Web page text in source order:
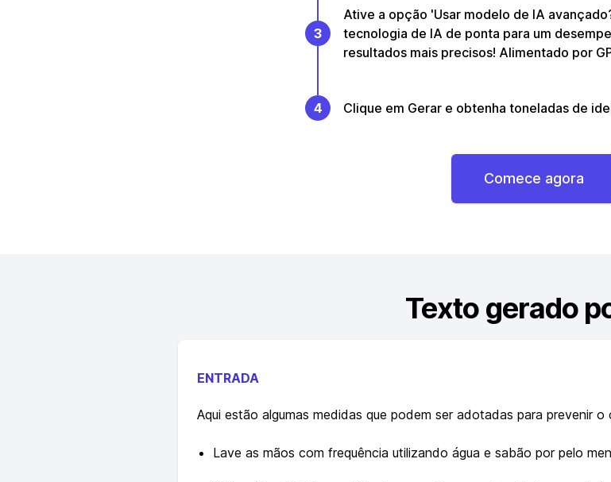
3
Ative a opção 'Usar modelo de IA
tecnologia de IA de ponta para um
resultados mais precisos! Alimentado por
4 Clique em Gerar e obtenha toneladas de
Comece agora
Texto gerado
ENTRADA
Aqui estão algumas medidas que podem ser adotadas para prevenir
Lave as mãos com frequência utilizando água e sabão por pelo